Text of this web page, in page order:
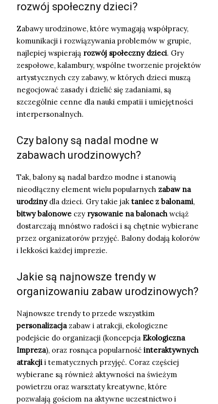
rozwój społeczny dzieci?
Zabawy urodzinowe, które wymagają współpracy,
komunikacji i rozwiązywania problemów w grupie,
najlepiej wspierają rozwój społeczny dzieci. Gry
zespołowe, kalambury, wspólne tworzenie projektów
artystycznych czy zabawy, w których dzieci muszą
negocjować zasady i dzielić się zadaniami, są
szczególnie cenne dla nauki empatii i umiejętności
interpersonalnych.
Czy balony są nadal modne w
zabawach urodzinowych?
Tak, balony są nadal bardzo modne i stanowią
nieodłączny element wielu popularnych zabaw na
urodzinydla dzieci. Gry takie jak taniec z balonami,
bitwy balonowe czy rysowanie na balonach wciąż
dostarczają mnóstwo radości i są chętnie wybierane
przez organizatorów przyjęć. Balony dodają kolorów
i lekkości każdej imprezie.
Jakie są najnowsze trendy w
organizowaniu zabaw urodzinowych?
Najnowsze trendy to przede wszystkim
personalizacjazabaw i atrakcji, ekologiczne
podejście do organizacji (koncepcja Ekologiczna
Impreza), oraz rosnąca popularność interaktywnych
atrakcji i tematycznych przyjęć. Coraz częściej
wybierane są również aktywności na świeżym
powietrzu oraz warsztaty kreatywne, które
pozwalają gościom na aktywne uczestnictwo i